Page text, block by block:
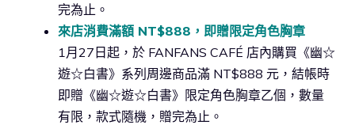
完為止。
來店消費滿額 NT$888，即贈限定角色胸章
1月27日起，於 FANFANS CAFÉ 店內購買《幽☆
遊☆白書》系列周邊商品滿 NT$888 元，結帳時
即贈《幽☆遊☆白書》限定角色胸章乙個，數量
有限，款式隨機，贈完為止。